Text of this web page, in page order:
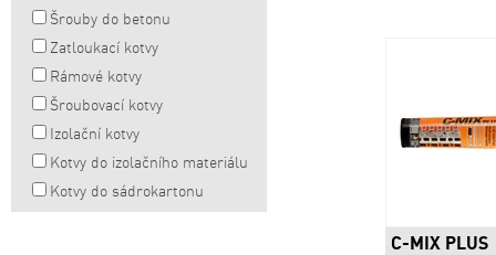
Šrouby do betonu
Zatloukací kotvy
Rámové kotvy
Šroubovací kotvy
Izolační kotvy
Kotvy do izolačního materiálu
Kotvy do sádrokartonu
C-MIX PLUS